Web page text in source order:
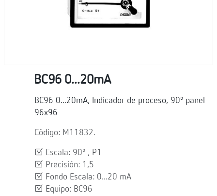
BC96 0...20mA
BC96 0...20mA, Indicador de proceso, 90º panel
96x96
Código: M11832.
Escala: 90º , P1
Precisión: 1,5
Fondo Escala: 0...20 mA
Equipo: BC96